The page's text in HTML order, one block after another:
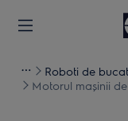
Roboti de
Motorul mașinii